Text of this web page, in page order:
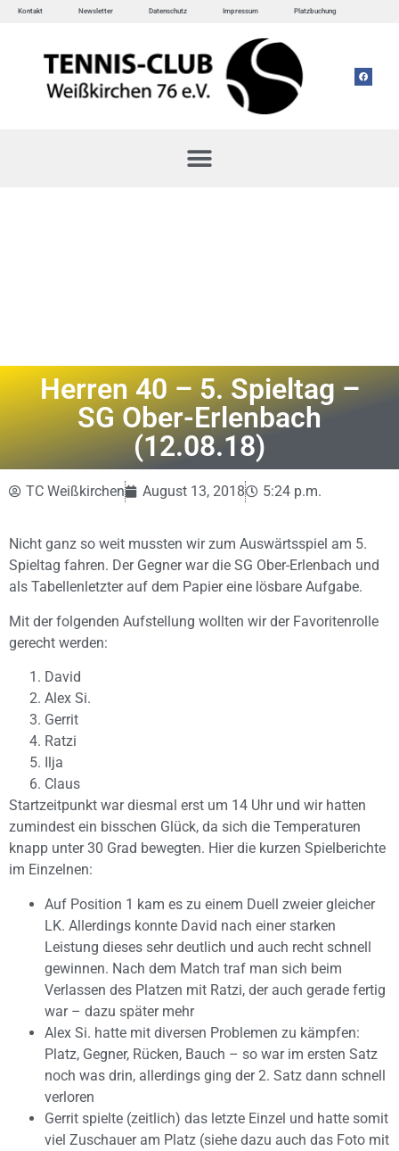
Kontakt Newsletter Datenschutz Impressum Platzbuchung
Herren 40 – 5. Spieltag –
SG Ober-Erlenbach
(12.08.18)
TC Weißkirchen August 13, 2018 5:24 p.m.
Nicht ganz so weit mussten wir zum Auswärtsspiel am 5.
Spieltag fahren. Der Gegner war die SG Ober-Erlenbach und
als Tabellenletzter auf dem Papier eine lösbare Aufgabe.
Mit der folgenden Aufstellung wollten wir der Favoritenrolle
gerecht werden:
David
Alex Si.
Gerrit
Ratzi
Ilja
Claus
Startzeitpunkt war diesmal erst um 14 Uhr und wir hatten
zumindest ein bisschen Glück, da sich die Temperaturen
knapp unter 30 Grad bewegten. Hier die kurzen Spielberichte
im Einzelnen:
Auf Position 1 kam es zu einem Duell zweier gleicher
LK. Allerdings konnte David nach einer starken
Leistung dieses sehr deutlich und auch recht schnell
gewinnen. Nach dem Match traf man sich beim
Verlassen des Platzen mit Ratzi, der auch gerade fertig
war – dazu später mehr
Alex Si. hatte mit diversen Problemen zu kämpfen:
Platz, Gegner, Rücken, Bauch – so war im ersten Satz
noch was drin, allerdings ging der 2. Satz dann schnell
verloren
Gerrit spielte (zeitlich) das letzte Einzel und hatte somit
viel Zuschauer am Platz (siehe dazu auch das Foto mit